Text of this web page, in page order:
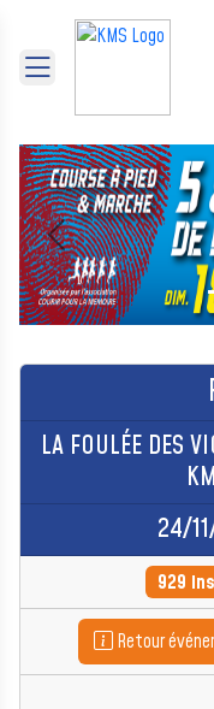
Précédent
LA FOULÉE DES
24/
929
Retour
Panneau de gestion des cookies